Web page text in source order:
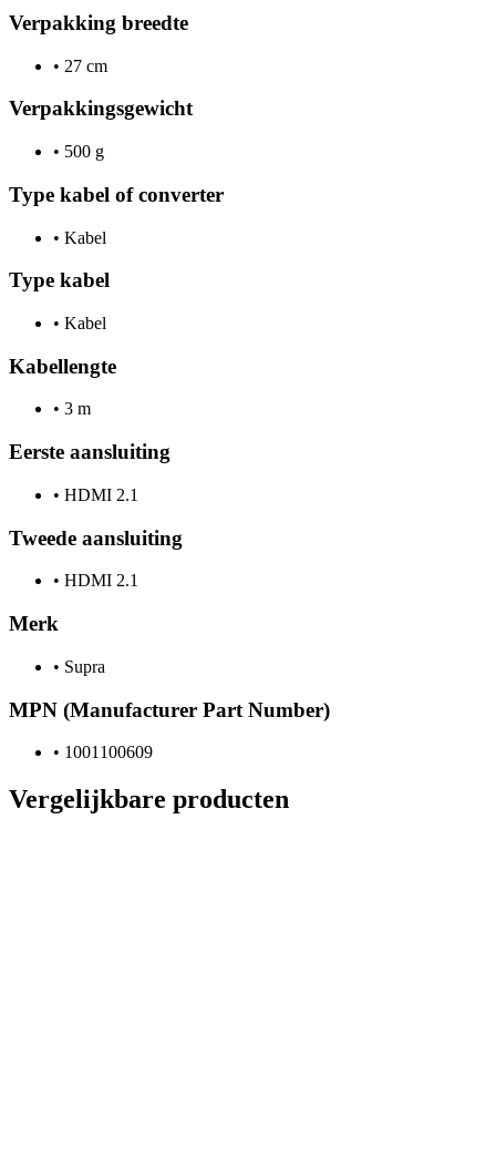
Verpakking breedte
• 27 cm
Verpakkingsgewicht
• 500 g
Type kabel of converter
• Kabel
Type kabel
• Kabel
Kabellengte
• 3 m
Eerste aansluiting
• HDMI 2.1
Tweede aansluiting
• HDMI 2.1
Merk
• Supra
MPN (Manufacturer Part Number)
• 1001100609
Vergelijkbare producten